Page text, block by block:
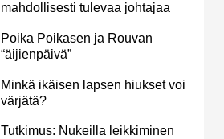
mahdollisesti tulevaa johtajaa
Poika Poikasen ja Rouvan
“äijienpäivä”
Minkä ikäisen lapsen hiukset voi
värjätä?
Tutkimus: Nukeilla leikkiminen